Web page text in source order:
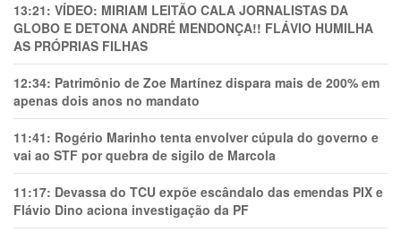
13:21: VÍDEO: MIRIAM LEITÃO CALA JORNALISTAS DA
GLOBO E DETONA ANDRÉ MENDONÇA!! FLÁVIO HUMILHA
AS PRÓPRIAS FILHAS
12:34: Patrimônio de Zoe Martínez dispara mais de 200% em
apenas dois anos no mandato
11:41: Rogério Marinho tenta envolver cúpula do governo e
vai ao STF por quebra de sigilo de Marcola
11:17: Devassa do TCU expõe escândalo das emendas PIX e
Flávio Dino aciona investigação da PF